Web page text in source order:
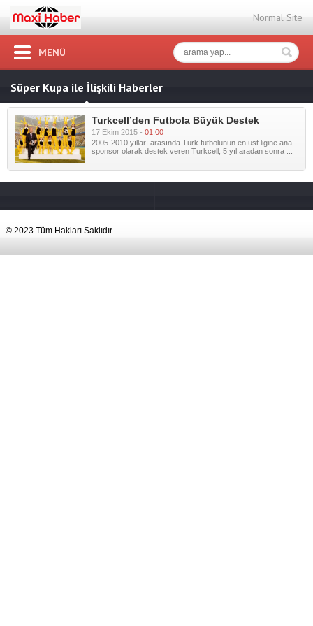
Normal Site
MENÜ
Süper Kupa ile İlişkili Haberler
Turkcell’den Futbola Büyük Destek
17 Ekim 2015 - 01:00
2005-2010 yılları arasında Türk futbolunun en üst ligine ana
sponsor olarak destek veren Turkcell, 5 yıl aradan sonra ...
© 2023 Tüm Hakları Saklıdır .